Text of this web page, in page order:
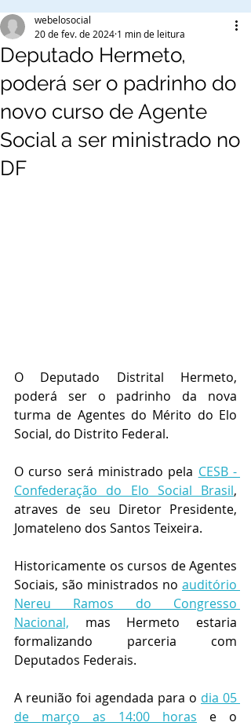
Deputado Hermeto,
poderá ser o padrinho do
novo curso de Agente
Social a ser ministrado no
DF
webelosocial
20 de fev. de 2024 1 min de leitura
O Deputado Distrital Hermeto,
poderá ser o padrinho da nova
turma de Agentes do Mérito do Elo
Social, do Distrito Federal.
O curso será ministrado pela CESB -
Confederação do Elo Social Brasil,
atraves de seu Diretor Presidente,
Jomateleno dos Santos Teixeira.
Historicamente os cursos de Agentes
Sociais, são ministrados no auditório
Nereu Ramos do Congresso
Nacional, mas Hermeto estaria
formalizando parceria com
Deputados Federais.
A reunião foi agendada para o dia 05
de março as 14:00 horas e o